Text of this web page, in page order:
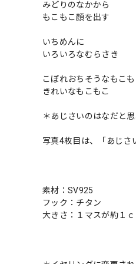
みどりのなかから
もこもこ顔を出す
いちめんに
いろいろなむらさき
こぼれおちそうなもこも
きれいなもこもこ
＊あじさいのはなだと
写真4枚目は、「あじさ
素材：SV925
フック：チタン
大きさ：１マスが約１ｃ